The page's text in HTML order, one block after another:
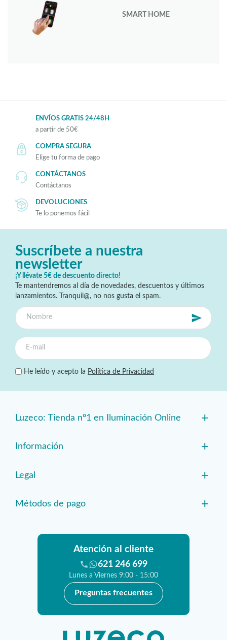
SMART HOME
ENVÍOS GRATIS 24/48H
a partir de 50€
COMPRA SEGURA
Elige tu forma de pago
CONTÁCTANOS
Contáctanos
DEVOLUCIONES
Te lo ponemos fácil
Suscríbete a nuestra
newsletter
¡Y llévate 5€ de descuento directo!
Te mantendremos al día de novedades, descuentos y últimos
lanzamientos. Tranquil@, no nos gusta el spam.
He leído y acepto la Política de Privacidad
Luzeco: Tienda nº1 en Iluminación Online +
Información +
Legal +
Métodos de pago +
Atención al cliente
621 246 699
Lunes a Viernes 9:00 - 15:00
Preguntas frecuentes